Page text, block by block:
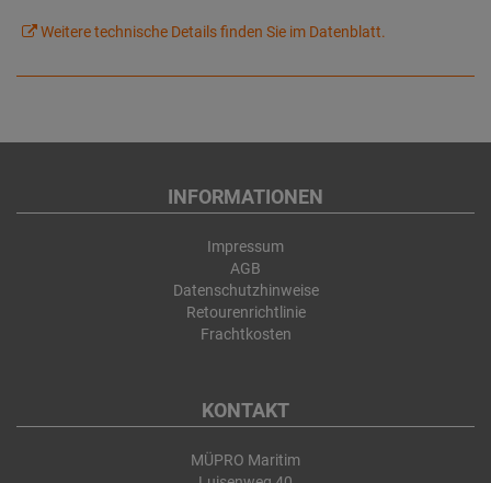
Weitere technische Details finden Sie im Datenblatt.
INFORMATIONEN
Impressum
AGB
Datenschutzhinweise
Retourenrichtlinie
Frachtkosten
KONTAKT
MÜPRO Maritim